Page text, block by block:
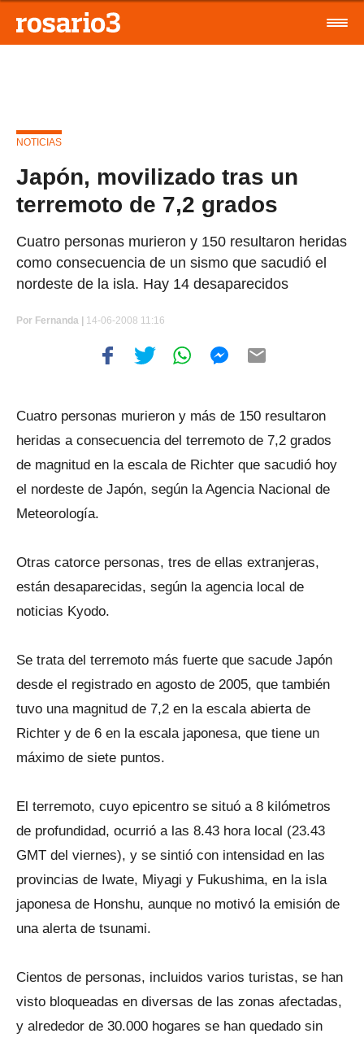
NOTICIAS
Japón, movilizado tras un
terremoto de 7,2 grados
Cuatro personas murieron y 150 resultaron heridas
como consecuencia de un sismo que sacudió el
nordeste de la isla. Hay 14 desaparecidos
Por Fernanda | 14-06-2008 11:16
Cuatro personas murieron y más de 150 resultaron
heridas a consecuencia del terremoto de 7,2 grados
de magnitud en la escala de Richter que sacudió hoy
el nordeste de Japón, según la Agencia Nacional de
Meteorología.
Otras catorce personas, tres de ellas extranjeras,
están desaparecidas, según la agencia local de
noticias Kyodo.
Se trata del terremoto más fuerte que sacude Japón
desde el registrado en agosto de 2005, que también
tuvo una magnitud de 7,2 en la escala abierta de
Richter y de 6 en la escala japonesa, que tiene un
máximo de siete puntos.
El terremoto, cuyo epicentro se situó a 8 kilómetros
de profundidad, ocurrió a las 8.43 hora local (23.43
GMT del viernes), y se sintió con intensidad en las
provincias de Iwate, Miyagi y Fukushima, en la isla
japonesa de Honshu, aunque no motivó la emisión de
una alerta de tsunami.
Cientos de personas, incluidos varios turistas, se han
visto bloqueadas en diversas de las zonas afectadas,
y alrededor de 30.000 hogares se han quedado sin